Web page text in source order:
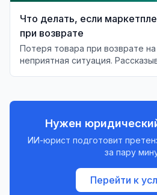
Что делать, если
при возврате
Потеря товара при возврате
неприятная ситуация.
Нужен
ИИ-юрист подготовит
за пару
Перейти к